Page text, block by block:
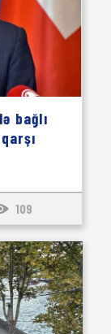
bağlı
109